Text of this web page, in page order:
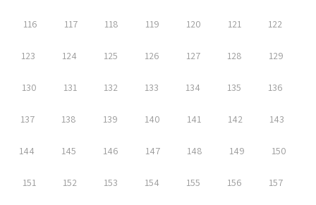
116 117 118 119 120 121 122
123 124 125 126 127 128 129
130 131 132 133 134 135 136
137 138 139 140 141 142 143
144 145 146 147 148 149 150
151 152 153 154 155 156 157